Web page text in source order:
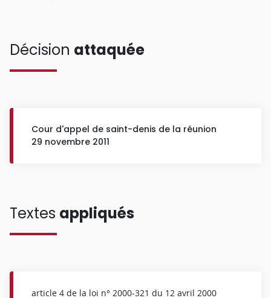
Décision attaquée
Cour d'appel de saint-denis de la réunion
29 novembre 2011
Textes appliqués
article 4 de la loi n° 2000-321 du 12 avril 2000